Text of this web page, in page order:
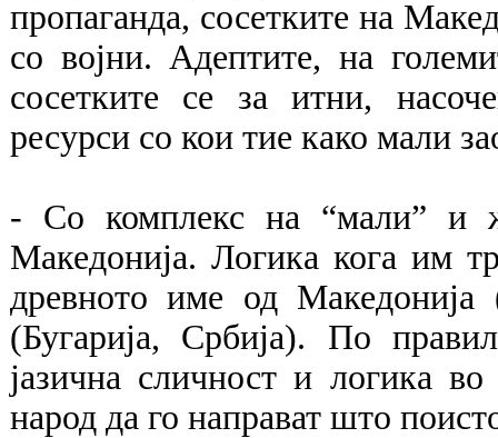
пропаганда, сосетките на
со војни. Адептите, на
сосетките се за итни,
ресурси со кои тие како мали
- Со комплекс на “мали” и
Македонија. Логика кога им
древното име од Македонија
(Бугарија, Србија). По
јазична сличност и логика
народ да го направат што